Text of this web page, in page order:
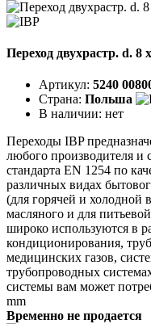
Переход двухрастр. d. 8
Артикул: 5240
Страна: Польша
В наличии: нет
Переходы IBP
любого производителя и
стандарта EN 1254 по
различных видах
(для горячей и холодной
масляного и для
широко используются в
кондиционирования,
медицинских газов,
трубопроводных
системы вам может
mm
Временно не продается